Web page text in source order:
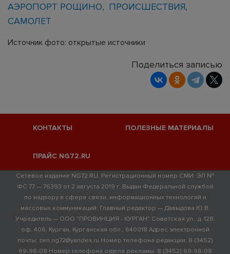
АЭРОПОРТ РОЩИНО
ПРОИСШЕСТВИЯ
САМОЛЕТ
Источник фото: открытые источники
Поделиться записью
КОНТАКТЫ ПОЛЕЗНЫЕ МАТЕРИАЛЫ
ПРАЙС NG72.RU
Сетевое издание NG72.RU. Регистрационный номер СМИ: ЭЛ №
ФС 77 — 76393 от 2 августа 2019 г. Выдан Федеральной службой
по надзору в сфере связи, информационных технологий и
массовых коммуникаций. Главный редактор — Давыдова Ю.В.
Учредитель — ООО "ПРОВИНЦИЯ - КУРГАН" Советская ул., д. 128,
оф. 406, Курган, Курганская обл., 640018 Адрес электронной
почты: zen.ng72@yandex.ru Номер телефона редакции: 8 (3452)
69-98-08 Номер телефона отдела рекламы: 8 (3452) 69-98-08